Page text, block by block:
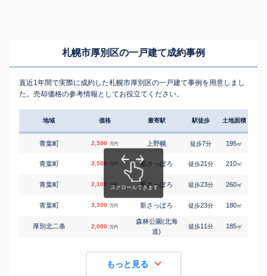
札幌市厚別区の一戸建て成約事例
直近1年間で実際に成約した札幌市厚別区の一戸建て事例を用意しまし
た。売却価格の参考情報としてお役立てください。
地域 価格 最寄駅 駅徒歩 土地面積
青葉町 2,500 万円 上野幌 徒歩7分 195㎡
青葉町 3,500 万円 新さっぽろ 徒歩21分 210㎡
青葉町 2,100 万円 新さっぽろ 徒歩23分 260㎡
青葉町 3,300 万円 新さっぽろ 徒歩23分 180㎡
厚別北二条 2,000 万円
森林公園(北海
道)
徒歩11分 185㎡
もっと見る